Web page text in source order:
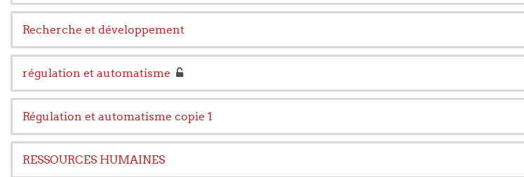
Recherche et développement
régulation et automatisme
Régulation et automatisme copie 1
RESSOURCES HUMAINES